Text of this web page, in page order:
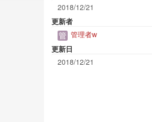
2018/12/21
更新者
管理者w
更新日
2018/12/21